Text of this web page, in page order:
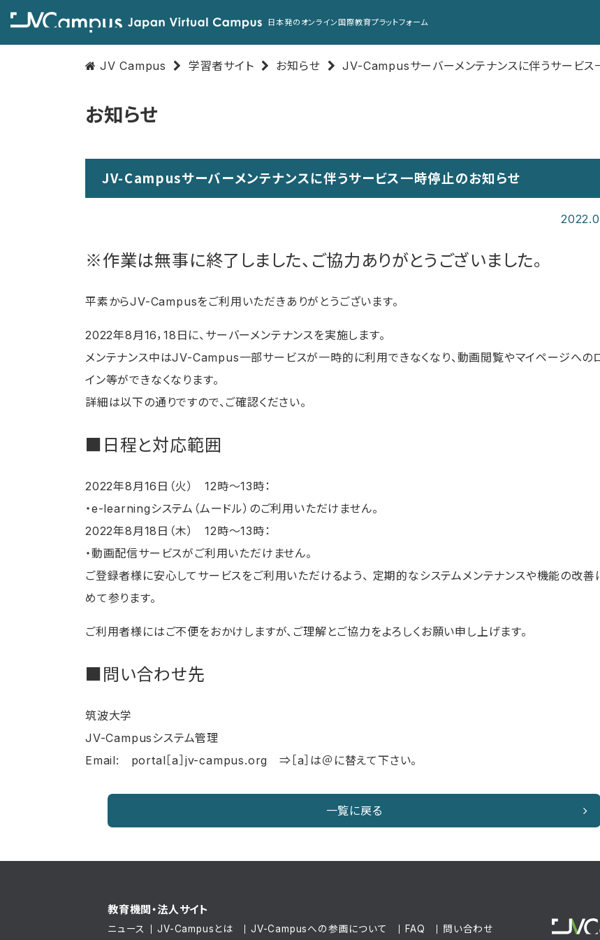
日本発のオンライン国際教育プラットフォーム
JV Campus 学習者サイト お知らせ JV-Campusサーバーメンテナンスに伴うサービス
お知らせ
JV-Campusサーバーメンテナンスに伴うサービス一時停止のお知らせ
※作業は無事に終了しました、ご協力ありがとうございました。
平素からJV-Campusをご利用いただきありがとうございます。
2022年8月16，18日に、サーバーメンテナンスを実施します。
メンテナンス中はJV-Campus一部サービスが一時的に利用できなくなり、動画閲覧やマイページへの
イン等ができなくなります。
詳細は以下の通りですので、ご確認ください。
■日程と対応範囲
2022年8月16日（火） 12時～13時：
・e-learningシステム（ムードル）のご利用いただけません。
2022年8月18日（木） 12時～13時：
・動画配信サービスがご利用いただけません。
ご登録者様に安心してサービスをご利用いただけるよう、 定期的なシステムメンテナンスや機能の改善
めて参ります。
ご利用者様にはご不便をおかけしますが、ご理解とご協力をよろしくお願い申し上げます。
■問い合わせ先
筑波大学
JV-Campusシステム管理
Email: portal［a］jv-campus.org ⇒［a］は＠に替えて下さい。
一覧に戻る
教育機関・法人サイト
ニュース JV-Campusとは JV-Campusへの参画について FAQ 問い合わせ